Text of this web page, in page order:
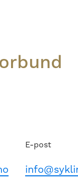
E-post